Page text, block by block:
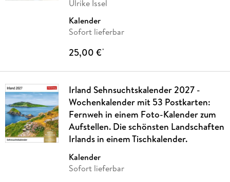
Ulrike Issel
Kalender
Sofort lieferbar
25,00 €*
Irland Sehnsuchtskalender 2027 -
Wochenkalender mit 53 Postkarten:
Fernweh in einem Foto-Kalender zum
Aufstellen. Die schönsten Landschaften
Irlands in einem Tischkalender.
Kalender
Sofort lieferbar